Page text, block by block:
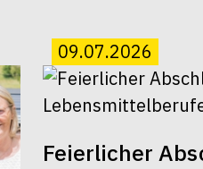
09.07.2026
Feierlicher